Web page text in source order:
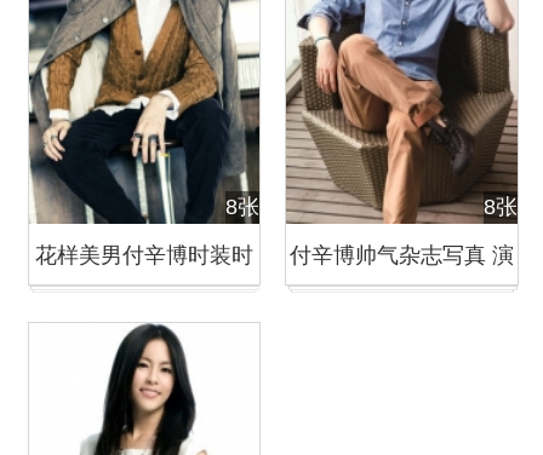
8张
花样美男付辛博时装时
8张
付辛博帅气杂志写真 演